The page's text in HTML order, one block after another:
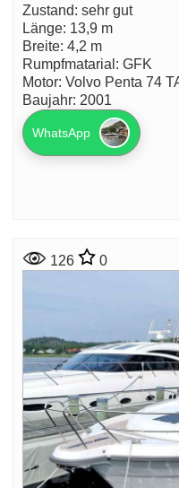
Zustand: sehr gut
Länge: 13,9 m
Breite: 4,2 m
Rumpfmatarial: GFK
Motor: Volvo Penta 74
Baujahr: 2001
WhatsApp
126 0